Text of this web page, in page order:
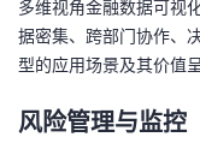
多维视角金融数据可视
据密集、跨部门协作、
型的应用场景及其价值呈
风险管理与监控